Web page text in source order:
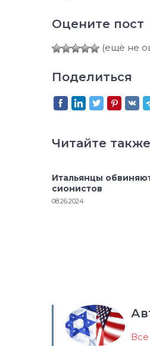
Оцените пост
(ещё не
Поделиться
Читайте также
Итальянцы
сионистов
08.26.2024